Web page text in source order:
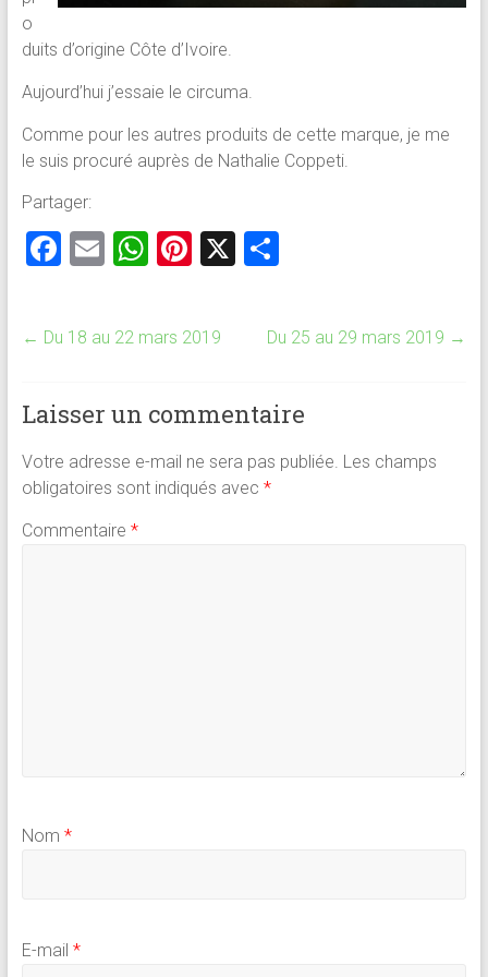
o
duits d’origine Côte d’Ivoire.
Aujourd’hui j’essaie le circuma.
Comme pour les autres produits de cette marque, je me
le suis procuré auprès de Nathalie Coppeti.
Partager:
F
b
ok
E
l
W
s
p
p
Pi
es
X P
g
← Du 18 au 22 mars 2019 Du 25 au 29 mars 2019 →
Laisser un commentaire
Votre adresse e-mail ne sera pas publiée. Les champs
obligatoires sont indiqués avec *
Commentaire *
Nom *
E-mail *